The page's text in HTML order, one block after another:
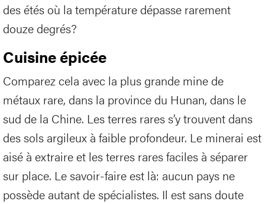
des étés où la température dépasse rarement
douze degrés?
Cuisine épicée
Comparez cela avec la plus grande mine de
métaux rare, dans la province du Hunan, dans le
sud de la Chine. Les terres rares s’y trouvent dans
des sols argileux à faible profondeur. Le minerai est
aisé à extraire et les terres rares faciles à séparer
sur place. Le savoir-faire est là: aucun pays ne
possède autant de spécialistes. Il est sans doute